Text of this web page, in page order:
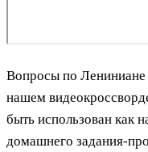
Вопросы по
нашем
быть использован как
домашнего задания-